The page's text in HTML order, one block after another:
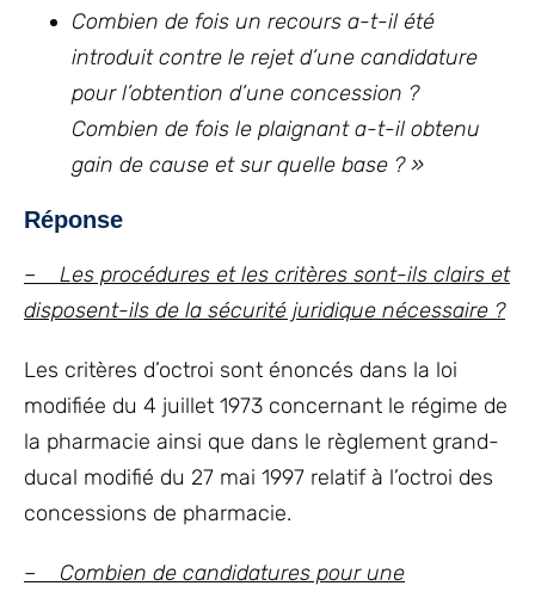
Combien de fois un recours a-t-il été
introduit contre le rejet d’une candidature
pour l’obtention d’une concession ?
Combien de fois le plaignant a-t-il obtenu
gain de cause et sur quelle base ? »
Réponse
– Les procédures et les critères sont-ils clairs et
disposent-ils de la sécurité juridique nécessaire ?
Les critères d’octroi sont énoncés dans la loi
modifiée du 4 juillet 1973 concernant le régime de
la pharmacie ainsi que dans le règlement grand-
ducal modifié du 27 mai 1997 relatif à l’octroi des
concessions de pharmacie.
– Combien de candidatures pour une